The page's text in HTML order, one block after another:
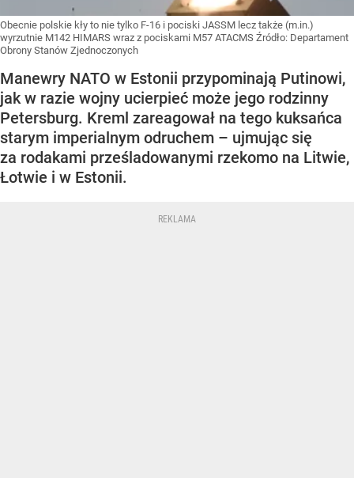
Obecnie polskie kły to nie tylko F-16 i pociski JASSM lecz także (m.in.)
wyrzutnie M142 HIMARS wraz z pociskami M57 ATACMS Źródło: Departament
Obrony Stanów Zjednoczonych
Manewry NATO w Estonii przypominają Putinowi,
jak w razie wojny ucierpieć może jego rodzinny
Petersburg. Kreml zareagował na tego kuksańca
starym imperialnym odruchem – ujmując się
za rodakami prześladowanymi rzekomo na Litwie,
Łotwie i w Estonii.